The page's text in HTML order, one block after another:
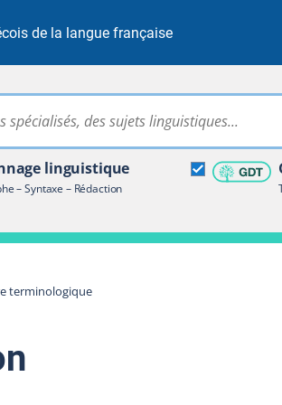
de la langue française
linguistique
– Syntaxe – Rédaction
terminologique
terminologique